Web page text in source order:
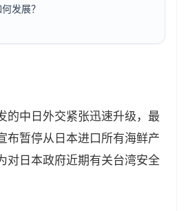
发展？
的中日外交紧张迅速升级，最
布暂停从日本进口所有海鲜产
对日本政府近期有关台湾安全